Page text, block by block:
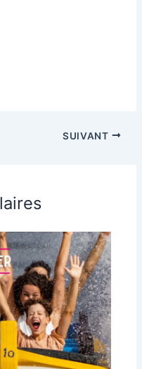
SUIVANT